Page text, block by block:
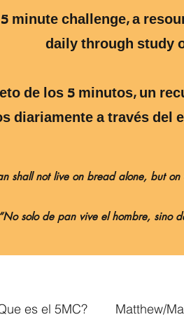
minute challenge, a
daily through study
de los 5 minutos, un
diariamente a través del
shall not live on bread alone, but
solo de pan vive el hombre,
es el 5MC? Matthew/